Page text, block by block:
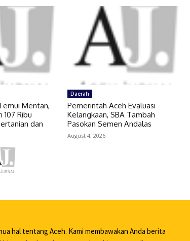
Mentan,
107 Ribu
dan
Daerah
Pemerintah Aceh Evaluasi
Kelangkaan, SBA Tambah
Pasokan Semen Andalas
August 4, 2026
hal tentang Aceh. Kami membawakan Anda berita